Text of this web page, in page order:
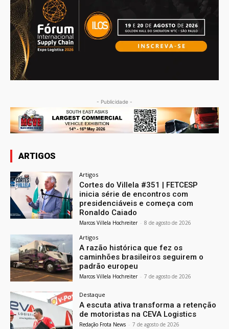
- Publicidade -
ARTIGOS
Artigos
Cortes do Villela #351 | FETCESP
inicia série de encontros com
presidenciáveis e começa com
Ronaldo Caiado
Marcos Villela Hochreiter - 8 de agosto de 2026
Artigos
A razão histórica que fez os
caminhões brasileiros seguirem o
padrão europeu
Marcos Villela Hochreiter - 7 de agosto de 2026
Destaque
A escuta ativa transforma a retenção
de motoristas na CEVA Logistics
Redação Frota News - 7 de agosto de 2026